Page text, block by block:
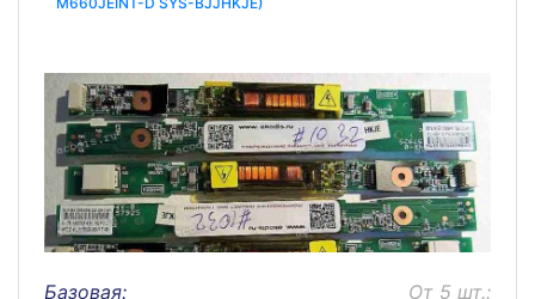
Базовая:
От 5 шт.: